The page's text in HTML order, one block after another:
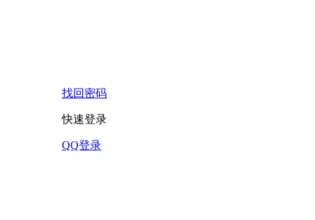
找回密码
快速登录
QQ登录